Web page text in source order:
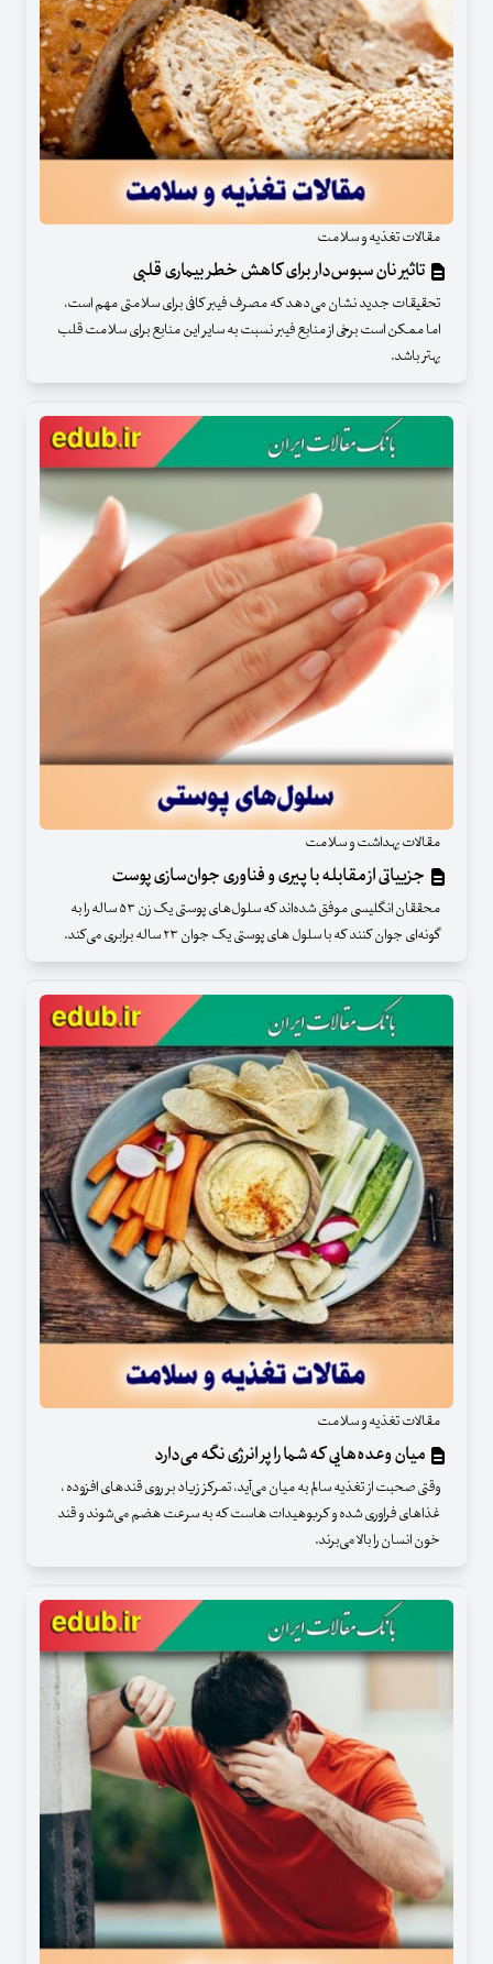
مقالات تغذیه و سلامت
تاثیر نان سبوس‌دار برای کاهش خطر بیماری قلبی
تحقیقات جدید نشان می‌دهد که مصرف فیبر کافی برای سلامتی مهم است،
اما ممکن است برخی از منابع فیبر نسبت به سایر این منابع برای سلامت قلب
بهتر باشد.
مقالات بهداشت و سلامت
جزییاتی از مقابله با پیری و فناوری جوان‌سازی پوست
محققان انگلیسی موفق شده‌اند که سلول‌های پوستی یک زن ۵۳ ساله را به
گونه‌ای جوان کنند که با سلول های پوستی یک جوان ۲۳ ساله برابری می‌کند.
مقالات تغذیه و سلامت
میان وعده‌هایی که شما را پر انرژی نگه می‌دارد
وقتی صحبت از تغذیه سالم به میان می‌آید، تمرکز زیاد بر روی قندهای افزوده ،
غذاهای فراوری شده و کربوهیدات هاست که به سرعت هضم می‌شوند و قند
خون انسان را بالا می‌برند.